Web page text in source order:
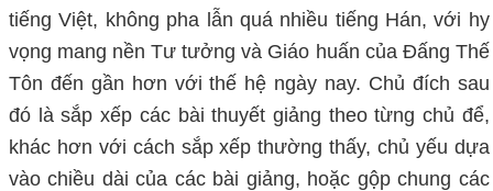
tiếng Việt, không pha lẫn quá nhiều tiếng Hán, với hy
vọng mang nền Tư tưởng và Giáo huấn của Đấng Thế
Tôn đến gần hơn với thế hệ ngày nay. Chủ đích sau
đó là sắp xếp các bài thuyết giảng theo từng chủ để,
khác hơn với cách sắp xếp thường thấy, chủ yếu dựa
vào chiều dài của các bài giảng, hoặc gộp chung các